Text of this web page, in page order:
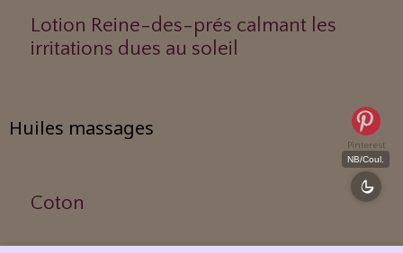
Lotion Reine-des-prés calmant les
irritations dues au soleil
Huiles massages
Coton
Pinterest
NB/Coul.